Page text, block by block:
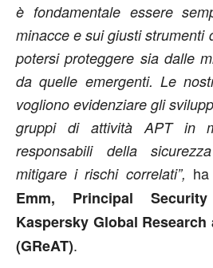
è fondamentale essere
minacce e sui giusti strumenti
potersi proteggere sia dalle
da quelle emergenti. Le
vogliono evidenziare gli
gruppi di attività APT in
responsabili della
mitigare i rischi correlati”,
Emm, Principal
Kaspersky Global
(GReAT).